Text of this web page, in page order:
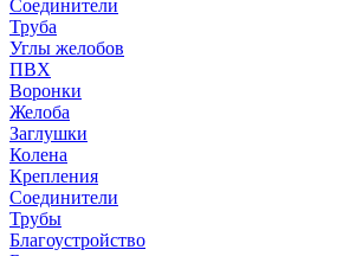
Соединители
Труба
Углы желобов
ПВХ
Воронки
Желоба
Заглушки
Колена
Крепления
Соединители
Трубы
Благоустройство